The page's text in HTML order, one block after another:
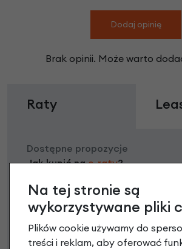
Dodaj opinię
Brak opinii. Może warto
Raty
Dostępne propozycje
Jak kupić nae-raty?
Na tej stronie są
wykorzystywane pliki
Plików cookie używamy do
treści i reklam, aby oferować